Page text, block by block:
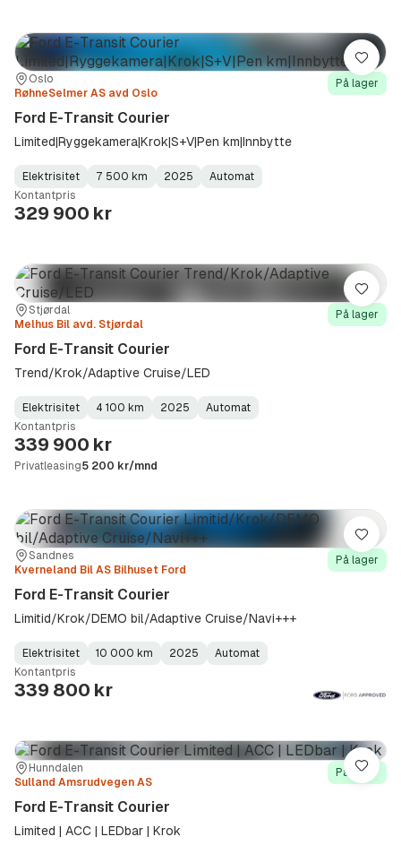
Sted:
Oslo
Forhandler:
RøhneSelmer AS avd Oslo
På lager
Ford E-Transit Courier
Limited|Ryggekamera|Krok|S+V|Pen km|Innbytte
Fuel
Type:
Elektrisitet
Kilometerstand:
7 500 km
Model
Year:
2025
Gearbox
Type:
Automat
Kontantpris
329 900 kr
Lagre
Sted:
Stjørdal
Forhandler:
Melhus Bil avd. Stjørdal
På lager
Ford E-Transit Courier
Trend/Krok/Adaptive Cruise/LED
Fuel
Type:
Elektrisitet
Kilometerstand:
4 100 km
Model
Year:
2025
Gearbox
Type:
Automat
Kontantpris
339 900 kr
Privatleasing5 200 kr/mnd
Lagre
Sted:
Sandnes
Forhandler:
Kverneland Bil AS Bilhuset Ford
På lager
Ford E-Transit Courier
Limitid/Krok/DEMO bil/Adaptive Cruise/Navi+++
Fuel
Type:
Elektrisitet
Kilometerstand:
10 000 km
Model
Year:
2025
Gearbox
Type:
Automat
Kontantpris
339 800 kr
Lagre
Sted:Hunndalen
Forhandler:
Sulland Amsrudvegen AS
På lager
Ford E-Transit Courier
Limited | ACC | LEDbar | Krok
Lagre